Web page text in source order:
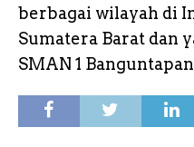
berbagai wilayah di
Sumatera Barat dan
SMAN 1